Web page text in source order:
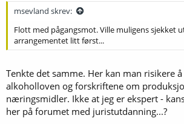
msevland skrev:
Flott med pågangsmot. Ville muligens sjekket
arrangementet litt først...
Tenkte det samme. Her kan man risikere
alkoholloven og forskriftene om
næringsmidler. Ikke at jeg er ekspert -
her på forumet med juristutdanning...?